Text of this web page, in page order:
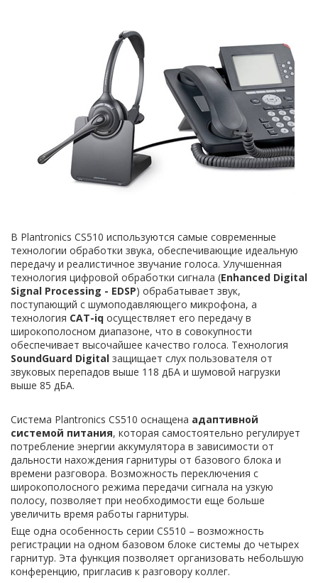
В Plantronics CS510 используются самые современные
технологии обработки звука, обеспечивающие идеальную
передачу и реалистичное звучание голоса. Улучшенная
технология цифровой обработки сигнала (Enhanced Digital
Signal Processing - EDSP) обрабатывает звук,
поступающий с шумоподавляющего микрофона, а
технология CAT-iq осуществляет его передачу в
широкополосном диапазоне, что в совокупности
обеспечивает высочайшее качество голоса. Технология
SoundGuard Digital защищает слух пользователя от
звуковых перепадов выше 118 дБА и шумовой нагрузки
выше 85 дБА.
Система Plantronics CS510 оснащена адаптивной
системой питания, которая самостоятельно регулирует
потребление энергии аккумулятора в зависимости от
дальности нахождения гарнитуры от базового блока и
времени разговора. Возможность переключения с
широкополосного режима передачи сигнала на узкую
полосу, позволяет при необходимости еще больше
увеличить время работы гарнитуры.
Еще одна особенность серии CS510 – возможность
регистрации на одном базовом блоке системы до четырех
гарнитур. Эта функция позволяет организовать небольшую
конференцию, пригласив к разговору коллег.